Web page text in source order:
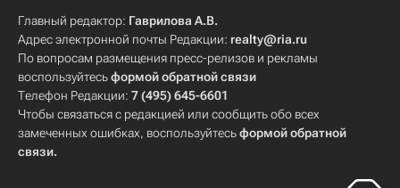
Главный редактор: Гаврилова А.В.
Адрес электронной почты Редакции: realty@ria.ru
По вопросам размещения пресс-релизов и рекламы
воспользуйтесьформой обратной связи
Телефон Редакции: 7 (495) 645-6601
Чтобы связаться с редакцией или сообщить обо всех
замеченных ошибках, воспользуйтесьформой обратной
связи.